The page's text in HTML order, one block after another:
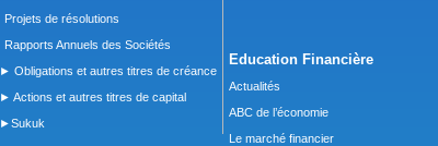
Projets de résolutions
Rapports Annuels des Sociétés
► Obligations et autres titres de créance
► Actions et autres titres de capital
►Sukuk
Education Financière
Actualités
ABC de l’économie
Le marché financier